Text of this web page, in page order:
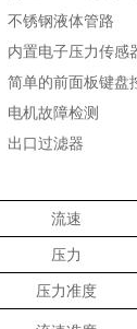
、不锈钢液体管路
、内置电子压力传感
、简单的前面板键盘
、电机故障检测
、出口过滤器
流速
压力
压力准度